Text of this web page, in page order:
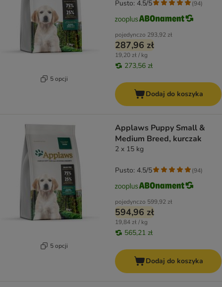
5 opcji
pojedynczo 293,92 zł
287,96 zł
19,20 zł / kg
273,56 zł
Pusto: 4.5/5 (94)
Dodaj do koszyka
5 opcji
Applaws Puppy Small &
Medium Breed, kurczak
2 x 15 kg
pojedynczo 599,92 zł
594,96 zł
19,84 zł / kg
565,21 zł
Pusto: 4.5/5 (94)
Dodaj do koszyka